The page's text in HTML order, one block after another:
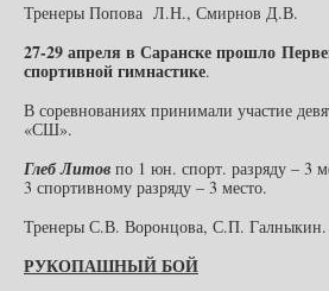
Тренеры Попова Л.Н., Смирнов Д.В.
27-29 апреля в Саранске прошло
спортивной гимнастике.
В соревнованиях принимали участие
«СШ».
Глеб Литов по 1 юн. спорт. разряду – 3
3 спортивному разряду – 3 место.
Тренеры С.В. Воронцова, С.П. Галныкин.
РУКОПАШНЫЙ БОЙ